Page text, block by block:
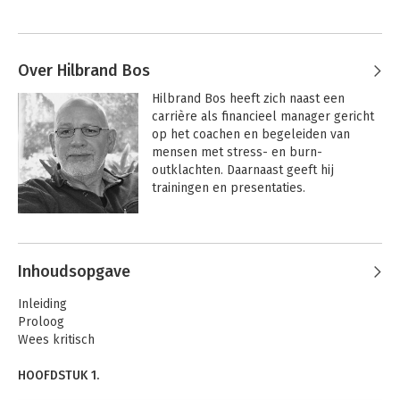
Over Hilbrand Bos
Hilbrand Bos heeft zich naast een
carrière als financieel manager gericht
op het coachen en begeleiden van
mensen met stress- en burn-
outklachten. Daarnaast geeft hij
trainingen en presentaties.
Andere boeken door Hilbrand Bos
Inhoudsopgave
Inleiding
Proloog
Wees kritisch
HOOFDSTUK 1.